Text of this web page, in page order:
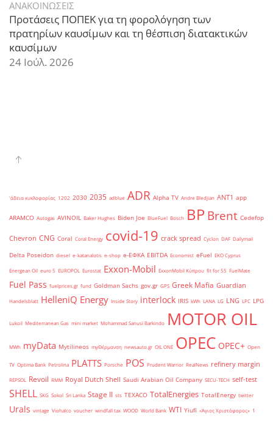
ΑΝΑΚΟΙΝΩΣΕΙΣ
Προτάσεις ΠΟΠΕΚ για τη φορολόγηση των
πρατηρίων καυσίμων και τη θέσπιση διατακτικών
καυσίμων
24 Ιούλ. 2026
'άδεια κυκλοφορίας 1202 2030 2035 adblue ADR Alpha TV Andre Bledjian ANT1 app
ARAMCO Autogas AVINOIL Baker Hughes Biden Joe BlueFuel Bosch BPBrent Cedefop
Chevron CNG Coral Coral Energy covid-19 crack spread Cyclon DAF Dailymail
Delta Poseidon diesel e-katanalotis e-shop e-ΕΦΚΑ EBITDA Economist eFuel EKO Cyprus
Energean Oil euro 5 EUROPOL Eurostat Exxon-Mobil ExxonMobil Κύπρου fit for 55 FuelMate
Fuel Pass fuelprices.gr fund Goldman Sachs gov.gr GPS Greek Mafia Guardian
Handelsblatt HelleniQ Energy Inside Story interlock IRIS kWh LANA LG LNG LPC LPG
Lukoil Mediterranean Gas mini market Mohammad Sanusi Barkindo MOTOR OIL
MWh myData Mytilineos myΘέρμανση newsauto.gr OIL ONE OPEC OPEC+ Open
TV Optima Bank Petrolina PLATTS Porsche POS Prudent Warrior RealNews refinery margin
REPSOL Revoil RMM Royal Dutch Shell Saudi Arabian Oil Company SECU-TECH self-test
SHELL SKG Sokol Sri Lanka Stage II sts TEXACO TotalEnergies TotalEnergy twitter
Urals vintage Viohalco voucher windfall tax WOOD World Bank WTI Yiufi «Άγιος Χριστόφορος» ΄1